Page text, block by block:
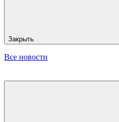
Закрыть
Все новости